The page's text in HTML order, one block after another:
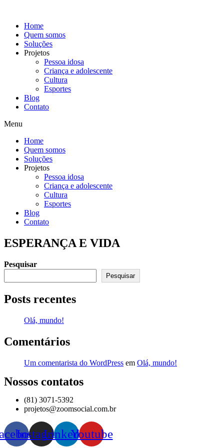
contentHome
Quem somos
Soluções
Projetos
Pessoa idosa
Criança e adolescente
Cultura
Esportes
Blog
Contato
Menu
Home
Quem somos
Soluções
Projetos
Pessoa idosa
Criança e adolescente
Cultura
Esportes
Blog
Contato
ESPERANÇA E VIDA
Pesquisar
Pesquisar
Posts recentes
Olá, mundo!
Comentários
Um comentarista do WordPress em Olá, mundo!
Nossos contatos
(81) 3071-5392
projetos@zoomsocial.com.br
InstagramLinkedinYoutube